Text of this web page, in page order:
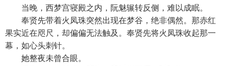
当晚，西梦宫寝殿之内，阮魅辗转反侧，难以成眠。
奉贤先带着火凤珠突然出现在梦谷，绝非偶然。那赤红
果实近在咫尺，却偏偏无法触及。奉贤先将火凤珠收起那一
幕，如心头刺针。
她整夜未曾合眼。